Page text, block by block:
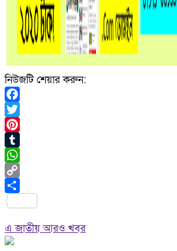
নিউজটি শেয়ার করুন:
Facebook
Twitter
Pinterest
Tumblr
WhatsApp
Copy
Link
এ জাতীয় আরও খবর